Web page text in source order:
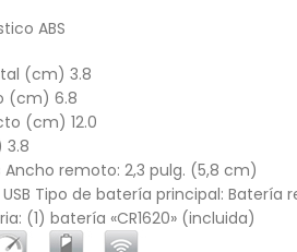
ABS
(cm) 3.8
(cm) 6.8
(cm) 12.0
3.8
Ancho remoto: 2,3 pulg. (5,8 cm)
USB Tipo de batería principal: Batería
(1) batería «CR1620» (incluida)